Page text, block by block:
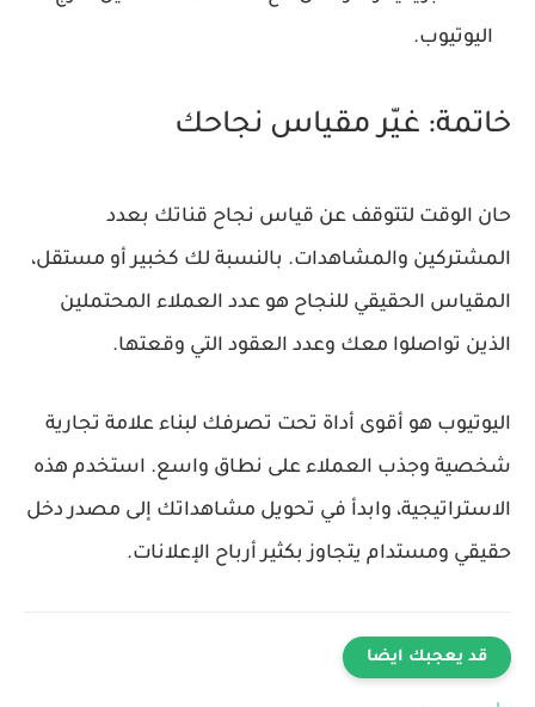
اليوتيوب.
خاتمة: غيّر مقياس نجاحك
حان الوقت لتتوقف عن قياس نجاح قناتك بعدد
المشتركين والمشاهدات. بالنسبة لك كخبير أو مستقل،
المقياس الحقيقي للنجاح هو عدد العملاء المحتملين
الذين تواصلوا معك وعدد العقود التي وقعتها.
اليوتيوب هو أقوى أداة تحت تصرفك لبناء علامة تجارية
شخصية وجذب العملاء على نطاق واسع. استخدم هذه
الاستراتيجية، وابدأ في تحويل مشاهداتك إلى مصدر دخل
حقيقي ومستدام يتجاوز بكثير أرباح الإعلانات.
قد يعجبك ايضا